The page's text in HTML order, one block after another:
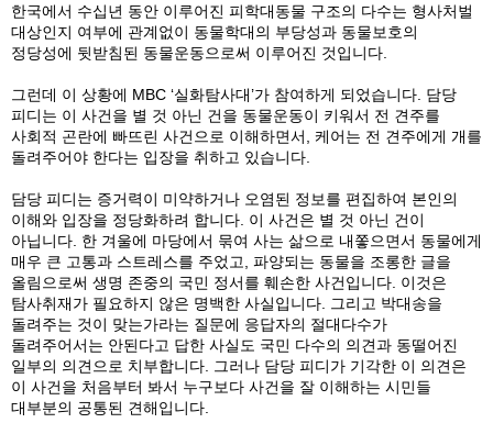
한국에서 수십년 동안 이루어진 피학대동물 구조의 다수는 형사처벌
대상인지 여부에 관계없이 동물학대의 부당성과 동물보호의
정당성에 뒷받침된 동물운동으로써 이루어진 것입니다.
그런데 이 상황에 MBC ‘실화탐사대’가 참여하게 되었습니다. 담당
피디는 이 사건을 별 것 아닌 건을 동물운동이 키워서 전 견주를
사회적 곤란에 빠뜨린 사건으로 이해하면서, 케어는 전 견주에게 개를
돌려주어야 한다는 입장을 취하고 있습니다.
담당 피디는 증거력이 미약하거나 오염된 정보를 편집하여 본인의
이해와 입장을 정당화하려 합니다. 이 사건은 별 것 아닌 건이
아닙니다. 한 겨울에 마당에서 묶여 사는 삶으로 내쫗으면서 동물에게
매우 큰 고통과 스트레스를 주었고, 파양되는 동물을 조롱한 글을
올림으로써 생명 존중의 국민 정서를 훼손한 사건입니다. 이것은
탐사취재가 필요하지 않은 명백한 사실입니다. 그리고 박대송을
돌려주는 것이 맞는가라는 질문에 응답자의 절대다수가
돌려주어서는 안된다고 답한 사실도 국민 다수의 의견과 동떨어진
일부의 의견으로 치부합니다. 그러나 담당 피디가 기각한 이 의견은
이 사건을 처음부터 봐서 누구보다 사건을 잘 이해하는 시민들
대부분의 공통된 견해입니다.